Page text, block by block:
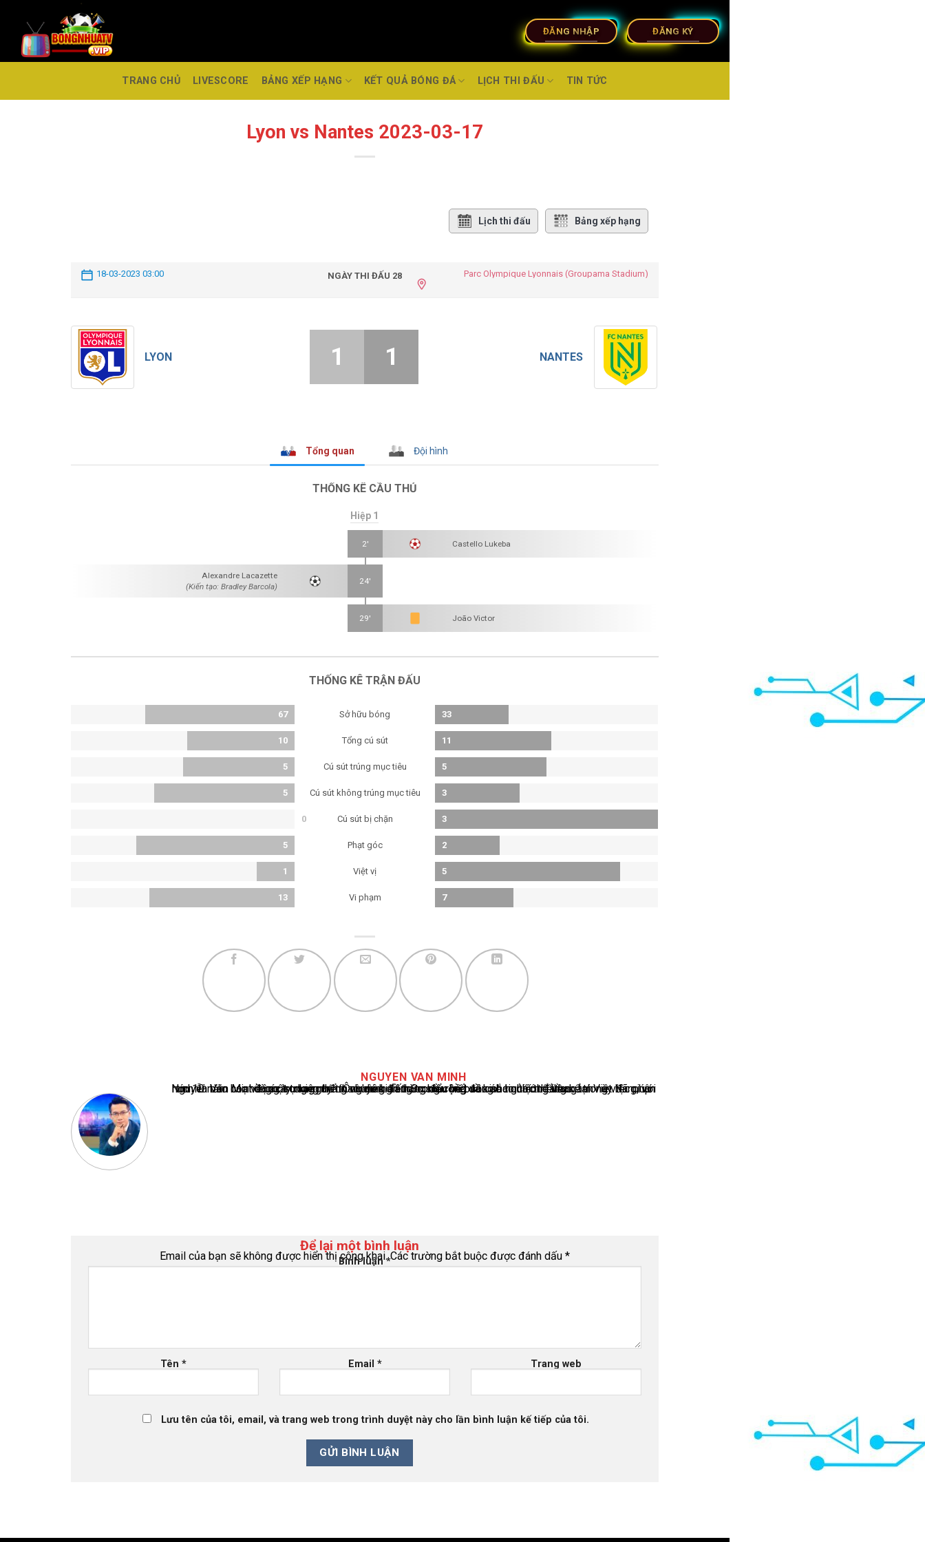
ĐĂNG NHẬP ĐĂNG KÝ
TRANG CHỦ LIVESCORE BẢNG XẾP HẠNG KẾT QUẢ BÓNG ĐÁ LỊCH THI ĐẤU TIN TỨC
Lyon vs Nantes 2023-03-17
Lịch thi đấu Bảng xếp hạng
18-03-2023 03:00 NGÀY THI ĐẤU 28 Parc Olympique Lyonnais (Groupama Stadium)
LYON NANTES
1 1
Tổng quan Đội hình
THỐNG KÊ CẦU THỦ
Hiệp 1
2' Castello Lukeba
Alexandre Lacazette
(Kiến tạo: Bradley Barcola)
24'
29' João Victor
THỐNG KÊ TRẬN ĐẤU
67 Sở hữu bóng 33
10 Tổng cú sút 11
5 Cú sút trúng mục tiêu 5
5 Cú sút không trúng mục tiêu 3
0 Cú sút bị chặn 3
5 Phạt góc 2
1 Việt vị 5
13 Vi phạm 7
NGUYEN VAN MINH
Nguyễn Văn Minh là một trong những chuyên gia hàng đầu về báo cáo tin tức thể thao tại Việt Nam, với hơn 10 năm hoạt động trong ngành. Ông có kiến thức sâu rộng và kinh nghiệm đáng kể trong việc phân tích và báo cáo về các sự kiện thể thao hàng đầu. Sự hiểu biết sâu sắc của ông về ngành này đã giúp ông xây dựng uy tín và danh tiếng trong cộng đồng báo chí thể thao.
Để lại một bình luận
Email của bạn sẽ không được hiển thị công khai. Các trường bắt buộc được đánh dấu *
Bình luận*
Tên* Email * Trang web
Lưu tên của tôi, email, và trang web trong trình duyệt này cho lần bình luận kế tiếp của tôi.